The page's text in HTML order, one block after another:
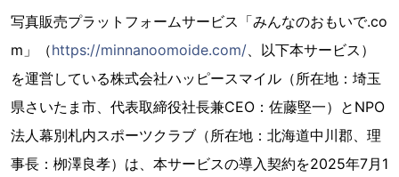
写真販売プラットフォームサービス「みんなのおもいで.co
m」（https://minnanoomoide.com/、以下本サービス）
を運営している株式会社ハッピースマイル（所在地：埼玉
県さいたま市、代表取締役社長兼CEO：佐藤堅一）とNPO
法人幕別札内スポーツクラブ（所在地：北海道中川郡、理
事長：栁澤良孝）は、本サービスの導入契約を2025年7月1